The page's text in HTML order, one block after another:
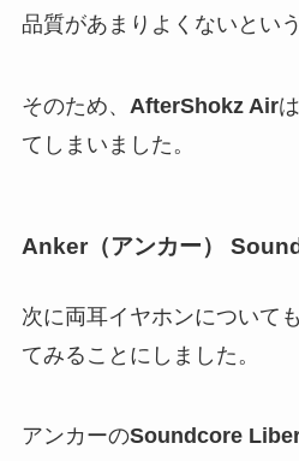
品質があまりよくないとい
そのため、 AfterShokz Air
てしまいました。
Anker（アンカー）
次に両耳イヤホンについて
てみることにしました。
アンカーのSoundcore